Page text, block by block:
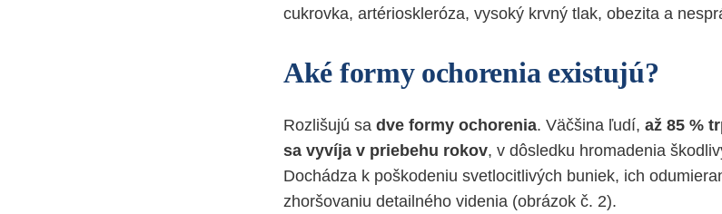
cukrovka, artérioskleróza, vysoký krvný tlak, obezita a
Aké formy ochorenia existujú?
Rozlišujú sa dve formy ochorenia. Väčšina ľudí, až 85 %
sa vyvíja v priebehu rokov, v dôsledku hromadenia
Dochádza k poškodeniu svetlocitlivých buniek, ich
zhoršovaniu detailného videnia (obrázok č. 2).